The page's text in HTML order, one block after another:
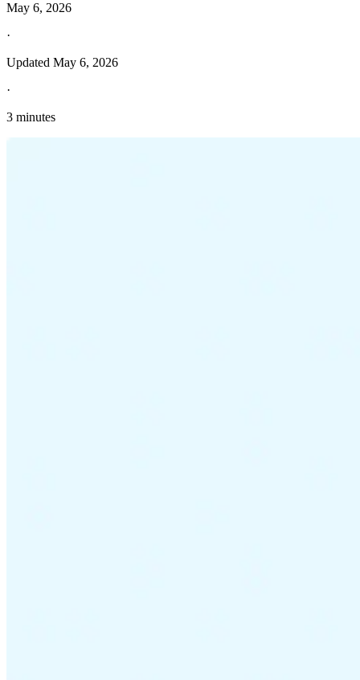
May 6, 2026
·
Updated May 6, 2026
·
3 minutes